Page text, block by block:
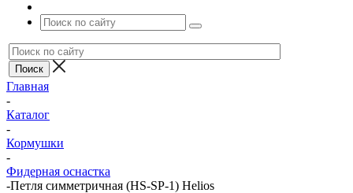
Главная
-
Каталог
-
Кормушки
-
Фидерная оснастка
-Петля симметричная (HS-SP-1) Helios